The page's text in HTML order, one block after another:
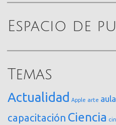
Espacio de
Temas
Actualidad Apple arte
capacitación Ciencia